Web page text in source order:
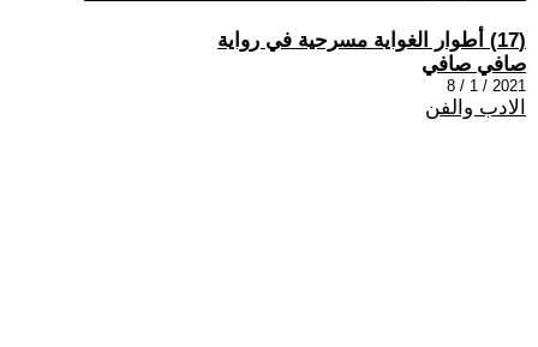
(17) أطوار الغواية مسرحية في رواية
صافي صافي
2021 / 1 / 8
الادب والفن